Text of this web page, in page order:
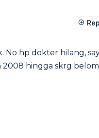
No hp dokter hilang,
hingga skrg